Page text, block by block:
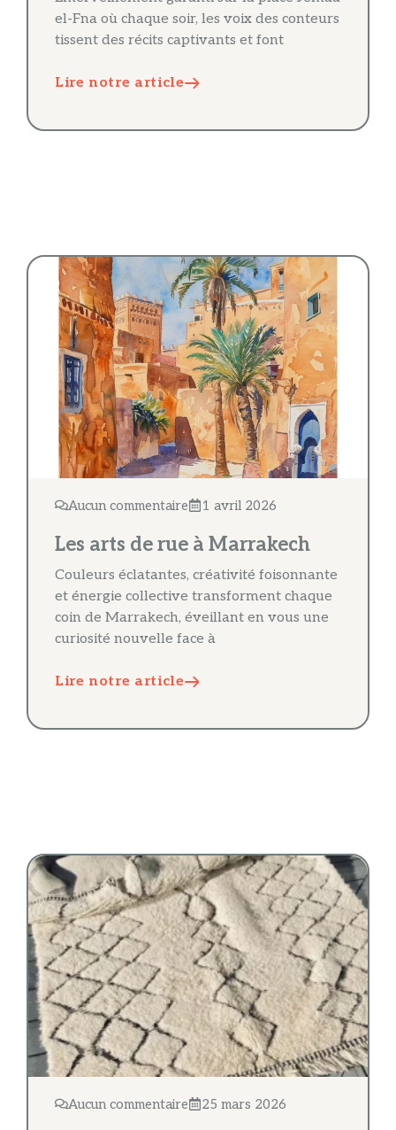
el-Fna où chaque soir, les voix des conteurs
tissent des récits captivants et font
Lire notre article
Aucun commentaire 1 avril 2026
Les arts de rue à Marrakech
Couleurs éclatantes, créativité foisonnante
et énergie collective transforment chaque
coin de Marrakech, éveillant en vous une
curiosité nouvelle face à
Lire notre article
Aucun commentaire 25 mars 2026